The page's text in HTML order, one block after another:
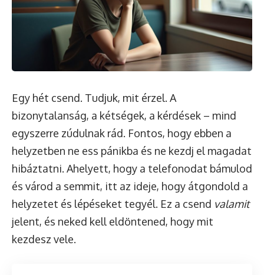
Egy hét csend. Tudjuk, mit érzel. A
bizonytalanság, a kétségek, a kérdések – mind
egyszerre zúdulnak rád. Fontos, hogy ebben a
helyzetben ne ess pánikba és ne kezdj el magadat
hibáztatni. Ahelyett, hogy a telefonodat bámulod
és várod a semmit, itt az ideje, hogy átgondold a
helyzetet és lépéseket tegyél. Ez a csend valamit
jelent, és neked kell eldöntened, hogy mit
kezdesz vele.